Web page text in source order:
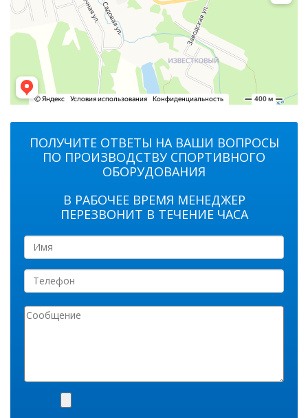
ПОЛУЧИТЕ ОТВЕТЫ НА ВАШИ ВОПРОСЫ
ПО ПРОИЗВОДСТВУ СПОРТИВНОГО
ОБОРУДОВАНИЯ
В РАБОЧЕЕ ВРЕМЯ МЕНЕДЖЕР
ПЕРЕЗВОНИТ В ТЕЧЕНИЕ ЧАСА